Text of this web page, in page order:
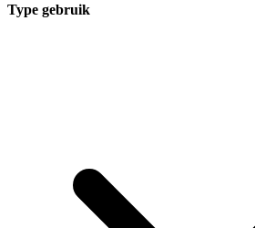
Type gebruik